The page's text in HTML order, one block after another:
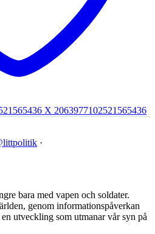
X 2063977102521565436
·
bara med vapen och soldater.
genom informationspåverkan
utveckling som utmanar vår syn på